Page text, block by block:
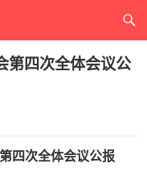
第四次全体会议公
四次全体会议公报